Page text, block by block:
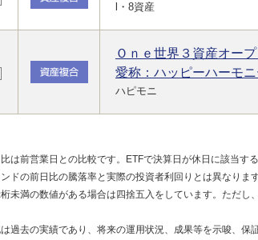
l・8資産
Ｏｎｅ世界３資産オープ
愛称：ハッピーハーモ
ハピモニ
は前営業日との比較です。ETFで決算日が休日に該当す
ドの前日比の騰落率と実際の投資者利回りとは異なります
未満の数値がある場合は四捨五入をしています。ただし
過去の実績であり、将来の運用状況、成果等を示唆、保